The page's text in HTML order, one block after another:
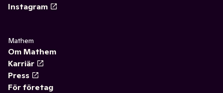
Instagram
Mathem
Om Mathem
Karriär
Press
För företag